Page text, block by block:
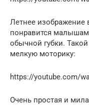
Летнее изображение
понравится
обычной губки.
мелкую моторику:
https://youtube.com/
Очень простая и